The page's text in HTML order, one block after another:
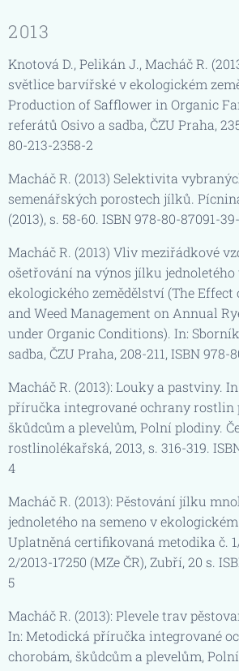
2013
Knotová D., Pelikán J., Macháč R.
světlice barvířské v ekologickém
Production of Safflower in Organic
referátů Osivo a sadba, ČZU Praha,
80-213-2358-2
Macháč R. (2013) Selektivita
semenářských porostech jílků.
(2013), s. 58-60. ISBN 978-80-87091-
Macháč R. (2013) Vliv meziřádkové
ošetřování na výnos jílku jednoletého
ekologického zemědělství (The Effect
and Weed Management on Annual
under Organic Conditions). In:
sadba, ČZU Praha, 208-211, ISBN 978-
Macháč R. (2013): Louky a pastviny.
příručka integrované ochrany rostlin
škůdcům a plevelům, Polní plodiny.
rostlinolékařská, 2013, s. 316-319.
4
Macháč R. (2013): Pěstování jílku
jednoletého na semeno v
Uplatněná certifikovaná metodika č.
2/2013-17250 (MZe ČR), Zubří, 20 s.
5
Macháč R. (2013): Plevele trav
In: Metodická příručka integrované
chorobám, škůdcům a plevelům,